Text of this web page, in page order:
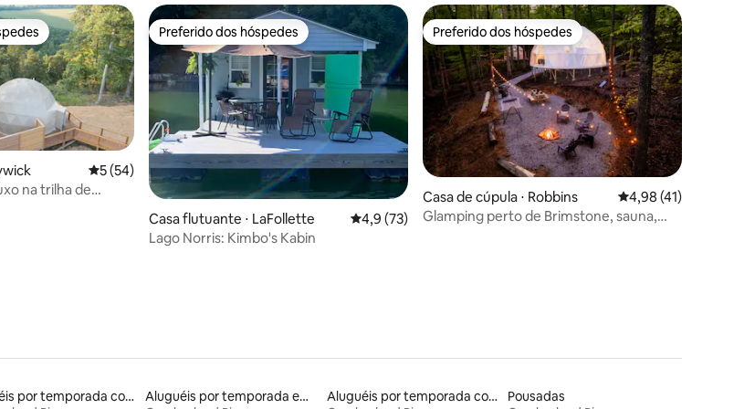
76 avaliações
dos hóspedes
5 de uma avaliação média de 5, 54 avaliações
5 (54)
na trilha de
Preferido dos hóspedes
Preferido dos hóspedes
Casa flutuante ⋅ LaFollette 4,9 de uma avaliação média de 5, 73 avaliações
4,9 (73)
Lago Norris: Kimbo's Kabin
Preferido dos hóspedes
Preferido dos hóspedes
Casa de cúpula ⋅ Robbins 4,98 de uma
4,98 (41)
Glamping perto de Brimstone, sauna,
Aluguéis por temporada com cama de altura acessível
Aluguéis por temporada em hotéis-fazenda
Aluguéis por temporada com varanda
Pousadas